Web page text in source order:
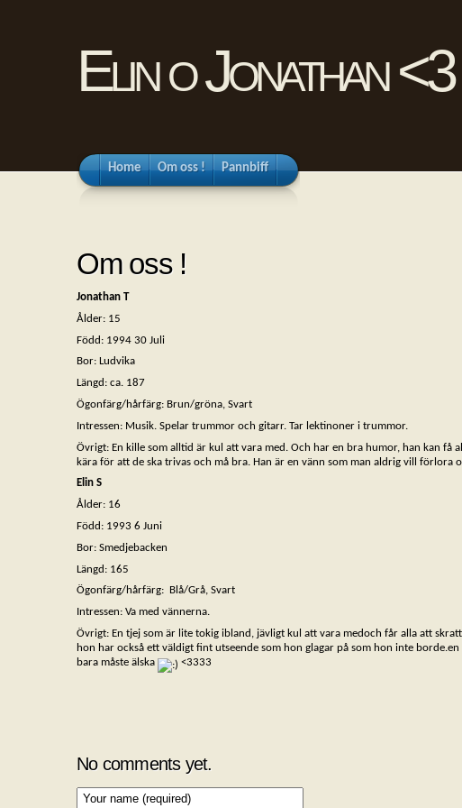
Elin o Jonathan <3
Home Om oss ! Pannbiff
Om oss !
Jonathan T
Ålder: 15
Född: 1994 30 Juli
Bor: Ludvika
Längd: ca. 187
Ögonfärg/hårfärg: Brun/gröna, Svart
Intressen: Musik. Spelar trummor och gitarr. Tar lektinoner i trummor.
Övrigt: En kille som alltid är kul att vara med. Och har en bra humor, han kan få
kära för att de ska trivas och må bra. Han är en vänn som man aldrig vill förlora
Elin S
Ålder: 16
Född: 1993 6 Juni
Bor: Smedjebacken
Längd: 165
Ögonfärg/hårfärg: Blå/Grå, Svart
Intressen: Va med vännerna.
Övrigt: En tjej som är lite tokig ibland, jävligt kul att vara medoch får alla att
hon har också ett väldigt fint utseende som hon glagar på som hon inte
bara måste älska
<3333
No comments yet.